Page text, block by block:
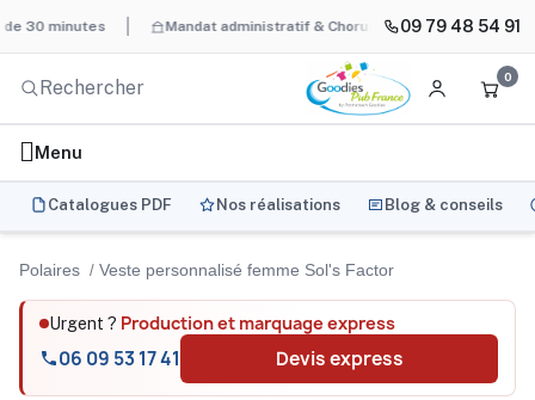
Mandat administratif & Chorus Pro BAT
09 79 48 54 91
0
Menu
Catalogues PDF Nos réalisations Blog & conseils
Polaires Veste personnalisé femme Sol's Factor
Urgent ? Production et marquage express
06 09 53 17 41 Devis express